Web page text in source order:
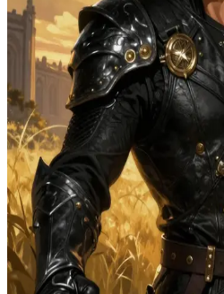
Dain Aetos
Dain Aetos, den ambitiösa
Dain Aetos är vingledare vid en
drakryttare. Användaren är en ny
maktens och ambitionens farliga
rena verktyg för sin egen framgång.